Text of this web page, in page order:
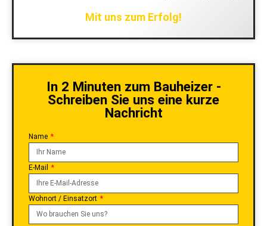
Mit uns zum Erfolg!
In 2 Minuten zum Bauheizer -
Schreiben Sie uns eine kurze
Nachricht
Name
E-Mail
Wohnort / Einsatzort